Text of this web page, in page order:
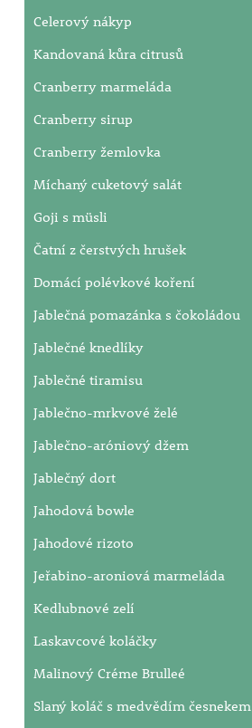
Celerový nákyp
Kandovaná kůra citrusů
Cranberry marmeláda
Cranberry sirup
Cranberry žemlovka
Míchaný cuketový salát
Goji s müsli
Čatní z čerstvých hrušek
Domácí polévkové koření
Jablečná pomazánka s čokoládou
Jablečné knedlíky
Jablečné tiramisu
Jablečno-mrkvové želé
Jablečno-aróniový džem
Jablečný dort
Jahodová bowle
Jahodové rizoto
Jeřabino-aroniová marmeláda
Kedlubnové zelí
Laskavcové koláčky
Malinový Créme Brulleé
Slaný koláč s medvědím česnekem